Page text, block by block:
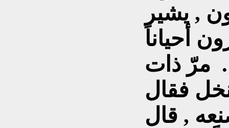
, يشير
أحياناً
. مرّ ذات
فقال
, قال